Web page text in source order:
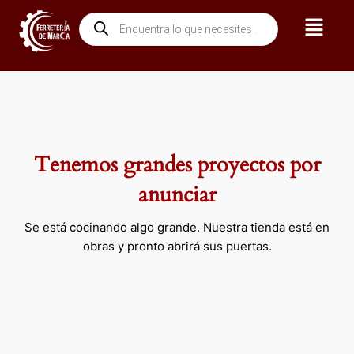
contenido
Búsqueda
de
productos
Menú
Tenemos grandes proyectos por
anunciar
Se está cocinando algo grande. Nuestra tienda está en
obras y pronto abrirá sus puertas.